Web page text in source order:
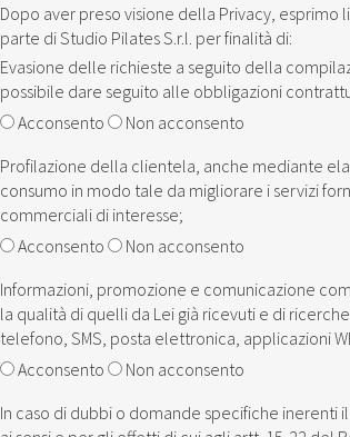
Dopo aver preso visione della ‎‎ Privacy ,
parte di Studio Pilates S.r.l. per finalità di:
Evasione delle richieste a seguito della
possibile dare seguito alle obbligazioni
Acconsento
Non acconsento
Profilazione della clientela, anche mediante
consumo in modo tale da migliorare i servizi
commerciali di interesse;
Acconsento
Non acconsento
Informazioni, promozione e comunicazione
la qualità di quelli da Lei già ricevuti e di
telefono, SMS, posta elettronica, applicazioni
Acconsento
Non acconsento
In caso di dubbi o domande specifiche